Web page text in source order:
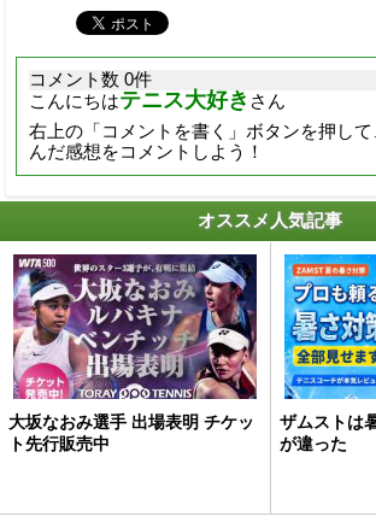
コメント数 0件
こんにちはテニス大好き さん
右上の「コメントを書く」ボタンを押し
んだ感想をコメントしよう！
オススメ人気記事
大坂なおみ選手 出場表明 チケッ
ト先行販売中
ザムストは
が違った